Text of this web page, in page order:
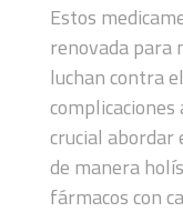
Estos
renovada para
luchan contra
complicaciones
crucial
de manera
fármacos con